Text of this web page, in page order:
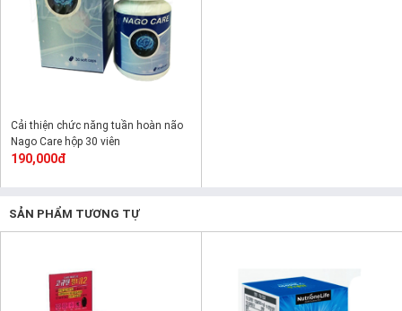
Cải thiện chức năng tuần hoàn não
Nago Care hộp 30 viên
190,000đ
SẢN PHẨM TƯƠNG TỰ